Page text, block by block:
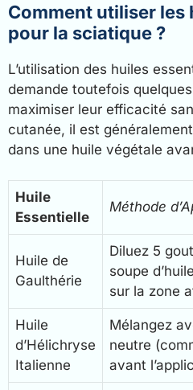
Comment utiliser les
pour la sciatique ?
L’utilisation des huiles
demande toutefois
maximiser leur efficacité
cutanée, il est
dans une huile végétale
Huile
Essentielle
Méthode
Huile de
Gaulthérie
Diluez 5
soupe
sur la zone
Huile
d’Hélichryse
Italienne
Mélangez
neutre
avant